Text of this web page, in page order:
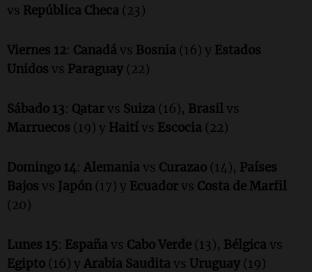
vs República Checa (23)
Viernes 12: Canadá vs Bosnia (16) y Estados
Unidos vs Paraguay (22)
Sábado 13: Qatarvs Suiza (16), Brasilvs
Marruecos (19) y Haitívs Escocia (22)
Domingo 14: Alemania vs Curazao (14), Países
Bajos vs Japón (17) y Ecuadorvs Costa de Marfil
(20)
Lunes 15: España vs Cabo Verde (13), Bélgica vs
Egipto (16) yArabia Saudita vs Uruguay (19)